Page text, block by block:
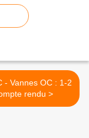
- Vannes OC : 1-2
- Compte rendu >